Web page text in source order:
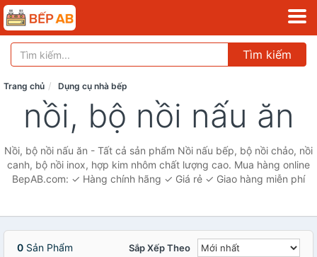
Tìm kiếm
Trang chủ Dụng cụ nhà bếp
nồi, bộ nồi nấu ăn
Nồi, bộ nồi nấu ăn - Tất cả sản phẩm Nồi nấu bếp, bộ nồi chảo, nồi
canh, bộ nồi inox, hợp kim nhôm chất lượng cao. Mua hàng online
BepAB.com: ✓ Hàng chính hãng ✓ Giá rẻ ✓ Giao hàng miễn phí
0 Sản Phẩm Sắp Xếp Theo